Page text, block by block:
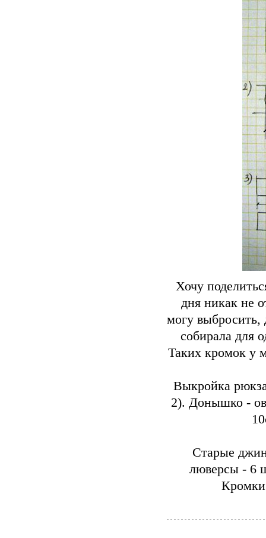
Хочу
дня никак не
могу
собирала для
Таких кромок у
Выкройка
2). Донышко -
Старые
люверсы - 6
Кромки